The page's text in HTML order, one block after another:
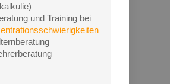
und Training bei